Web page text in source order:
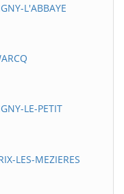
L'ABBAYE
LE-PETIT
LES-MEZIERES